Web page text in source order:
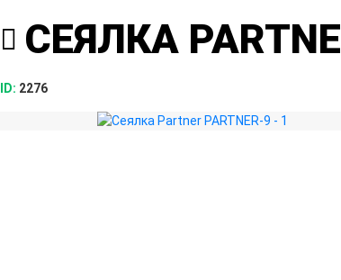
СЕЯЛКА
ID: 2276